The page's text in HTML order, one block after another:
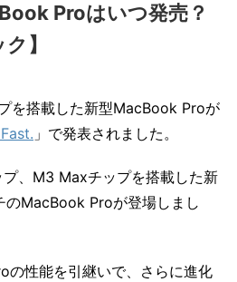
Proはいつ発売？
】
を搭載した新型MacBook Proが
」で発表されました。
、M3 Maxチップを搭載した新
のMacBook Proが登場しまし
の性能を引継いで、さらに進化